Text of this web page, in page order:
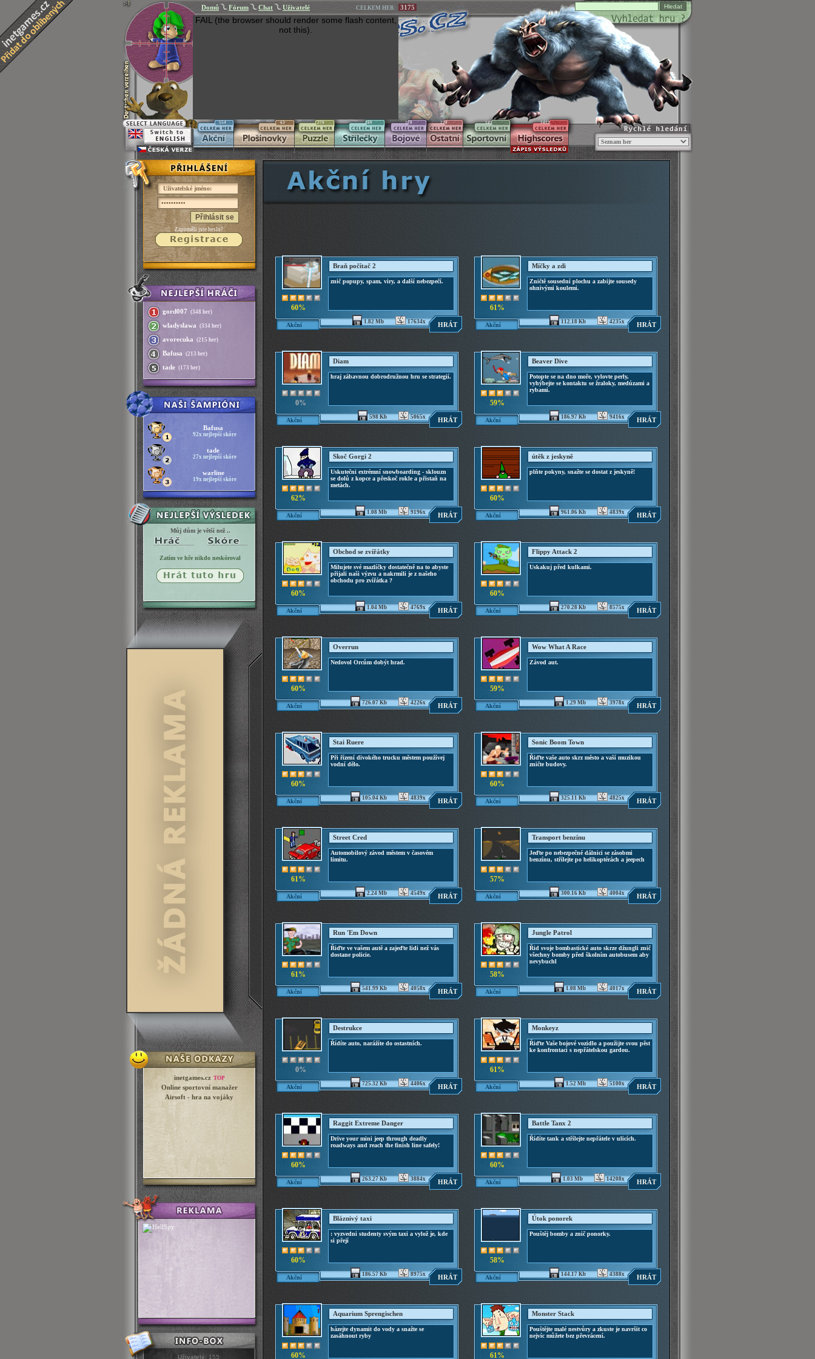
Domů Fórum Chat Uživatelé CELKEM HER: 3175
FAIL (the browser should render some flash content,
not this).
554 63 270 269 170 270 145 1412
Přihlásit se
Zapoměli jste heslo?
gord007 (348 her)
wladyslawa (334 her)
avorecuka (215 her)
Bafusa (213 her)
tade (173 her)
Bafusa
92x nejlepší skóre
tade
27x nejlepší skóre
warline
19x nejlepší skóre
Můj dům je větší než ..
Zatím ve hře nikdo neskóroval
inetgames.cz TOP
Online sportovní manažer
Airsoft - hra na vojáky
Uživatelé: 155
60%
Braň počítač 2
znič popupy, spam, viry, a další nebezpečí.
Akční HRÁT
17634x
1.82 Mb
61%
Míčky a zdi
Zničtě sousední plochu a zabijte sousedy
ohnivými koulemi.
Akční HRÁT
4235x
112.18 Kb
0%
Diam
hraj zábavnou dobrodružnou hru se strategií.
Akční HRÁT
5065x
598 Kb
59%
Beaver Dive
Potopte se na dno moře, vylovte perly,
vyhýbejte se kontaktu se žraloky, medúzami a
rybami.
Akční HRÁT
9416x
186.97 Kb
62%
Skoč Gorgi 2
Uskutečni extrémní snowboarding - sklouzn
se dolů z kopce a přeskoč rokle a přistaň na
metách.
Akční HRÁT
9196x
1.08 Mb
60%
útěk z jeskyně
plňte pokyny, snažte se dostat z jeskyně!
Akční HRÁT
4839x
961.06 Kb
60%
Obchod se zvířátky
Milujete své mazlíčky dostatečně na to abyste
přijali naši výzvu a nakrmili je z našeho
obchodu pro zvířátka ?
Akční HRÁT
4769x
1.04 Mb
60%
Flippy Attack 2
Uskakuj před kulkami.
Akční HRÁT
8575x
270.28 Kb
60%
Overrun
Nedovol Orcům dobýt hrad.
Akční HRÁT
4226x
726.07 Kb
59%
Wow What A Race
Závod aut.
Akční HRÁT
3978x
1.29 Mb
60%
Stai Ruere
Při řízení divokého trucku městem používej
vodní dělo.
Akční HRÁT
4839x
105.04 Kb
60%
Sonic Boom Town
Řiďte vaše auto skrz město a vaší muzikou
zničte budovy.
Akční HRÁT
4825x
325.11 Kb
61%
Street Cred
Automobilový závod městem v časovém
limitu.
Akční HRÁT
4549x
2.24 Mb
57%
Transport benzínu
Jeďte po nebezpečné dálnici se zásobmi
benzínu, střílejte po helikoptérách a jeepech
Akční HRÁT
4004x
300.16 Kb
61%
Run 'Em Down
Řiďte ve vašem autě a zajeďte lidi než vás
dostane policie.
Akční HRÁT
4058x
541.99 Kb
58%
Jungle Patrol
Řid svoje bombastické auto skrze džungli znič
všechny bomby před školním autobusem aby
nevybuchl
Akční HRÁT
4017x
1.08 Mb
0%
Destrukce
Řídíte auto, narážíte do ostastních.
Akční HRÁT
4406x
725.32 Kb
61%
Monkeyz
Řiďte Vaše bojové vozidlo a použijte svou pěst
ke konfrontaci s nepřátelskou gardou.
Akční HRÁT
5100x
1.52 Mb
60%
Raggit Extreme Danger
Drive your mini jeep through deadly
roadways and reach the finish line safely!
Akční HRÁT
3884x
263.27 Kb
60%
Battle Tanx 2
Řídíte tank a střílejte nepřátele v ulicích.
Akční HRÁT
14208x
1.03 Mb
60%
Bláznivý taxi
: vyzvedni studenty svým taxi a vylož je, kde
si přejí
Akční HRÁT
8975x
186.57 Kb
58%
Útok ponorek
Pouštěj bomby a znič ponorky.
Akční HRÁT
4388x
144.17 Kb
60%
Aquarium Sprengischen
házejte dynamit do vody a snažte se
zasáhnout ryby
61%
Monster Stack
Pouštějte malé nestvůry a zkuste je navršit co
nejvíc můžete bez převrácení.